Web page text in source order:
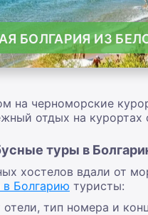
БОЛГАРИЯ ИЗ
на черноморские
отдых на
туры в
хостелов вдали от
в Болгарию туристы:
тип номера и